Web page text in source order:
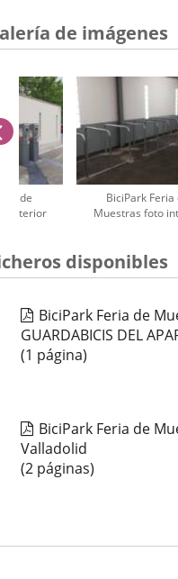
de imágenes
de
exterior
BiciPark Feria
Muestras foto
anterior
disponibles
BiciPark Feria de
GUARDABICIS DEL
(1 página)
BiciPark Feria de
Valladolid
(2 páginas)